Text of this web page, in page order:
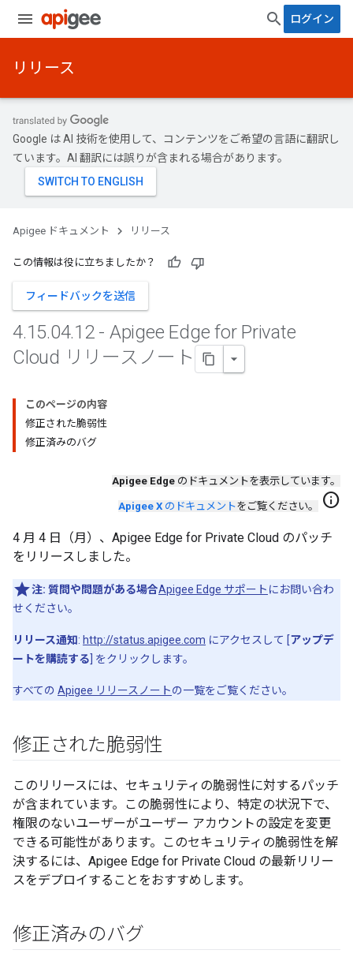
ログイン
リリース
Google は AI 技術を使用して、コンテンツをご希望の言語に翻訳し
ています。AI 翻訳には誤りが含まれる場合があります。
Apigee ドキュメント リリース
この情報は役に立ちましたか？
フィードバックを送信
4.15.04.12 - Apigee Edge for Private
Cloud リリースノート
このページの内容
修正された脆弱性
修正済みのバグ
Apigee Edge のドキュメントを表示しています。
Apigee X のドキュメントをご覧ください。 info
4 月 4 日（月）、Apigee Edge for Private Cloud のパッチ
をリリースしました。
注: 質問や問題がある場合Apigee Edge サポート にお問い合わ
せください。
リリース通知: http://status.apigee.com にアクセスして [アップデ
ートを購読する ] をクリックします。
すべての Apigee リリースノートの一覧をご覧ください。
修正された脆弱性
このリリースには、セキュリティの脆弱性に対するパッチ
が含まれています。この脆弱性により、特定の状況下で、
権限のないユーザーがユーザー アカウントの設定を変更
できる可能性があります。このセキュリティの脆弱性を解
決するには、Apigee Edge for Private Cloud の最新リリー
スをデプロイすることをおすすめします。
修正済みのバグ